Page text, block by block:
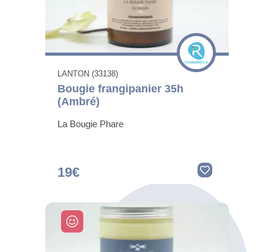
LANTON (33138)
Bougie frangipanier 35h
(Ambré)
La Bougie Phare
19€